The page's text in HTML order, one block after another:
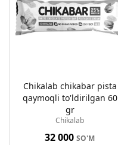
Chikalab chikabar pista
qaymoqli to'ldirilgan 60
gr
Chikalab
32 000 SO'M